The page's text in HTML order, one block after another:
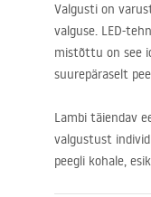
Valgusti on
valguse. LED-
mistõttu on see
suurepäraselt
Lambi täiendav
valgustust
peegli kohale,